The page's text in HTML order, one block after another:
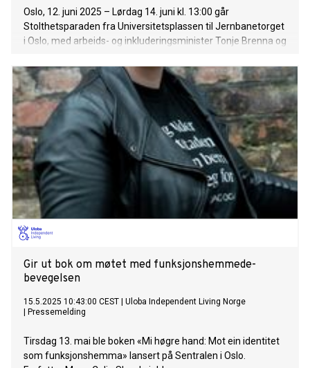
Oslo, 12. juni 2025 – Lørdag 14. juni kl. 13:00 går
Stolthetsparaden fra Universitetsplassen til Jernbanetorget
i Oslo, med arbeids- og inkluderingsminister Tonje Brenna og
Independent Living-festivalen 2025, som samler hundrevis
av mennesker i kampen for likestilling og frihet for
funksjonshemmede.
Gir ut bok om møtet med funksjonshemmede-
bevegelsen
15.5.2025 10:43:00 CEST
Uloba Independent Living Norge
Pressemelding
Tirsdag 13. mai ble boken «Mi høgre hand: Mot ein identitet
som funksjonshemma» lansert på Sentralen i Oslo.